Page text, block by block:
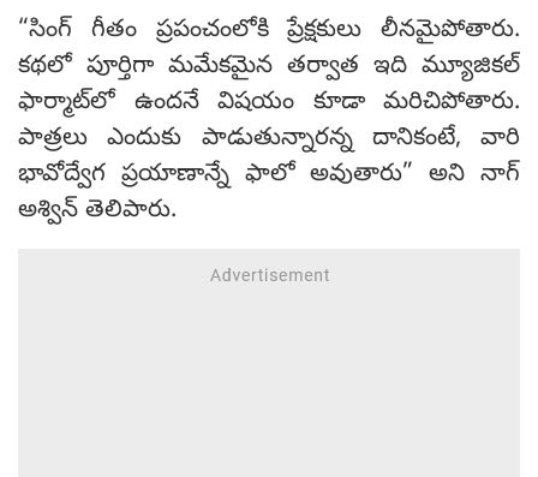
“సింగ్ గీతం ప్రపంచంలోకి ప్రేక్షకులు లీనమైపోతారు.
కథలో పూర్తిగా మమేకమైన తర్వాత ఇది మ్యూజికల్
ఫార్మాట్‌లో ఉందనే విషయం కూడా మరిచిపోతారు.
పాత్రలు ఎందుకు పాడుతున్నారన్న దానికంటే, వారి
భావోద్వేగ ప్రయాణాన్నే ఫాలో అవుతారు” అని నాగ్
అశ్విన్ తెలిపారు.